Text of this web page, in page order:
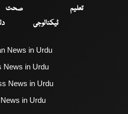
تعلیم
صحت
ٹیکنالوجی
News in Urdu
News in Urdu
News in Urdu
in Urdu